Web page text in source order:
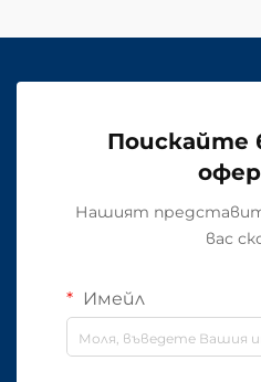
Поискайте
Нашият
вас
Имейл